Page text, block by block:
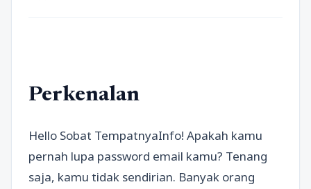
Perkenalan
Hello Sobat TempatnyaInfo! Apakah kamu
pernah lupa password email kamu? Tenang
saja, kamu tidak sendirian. Banyak orang